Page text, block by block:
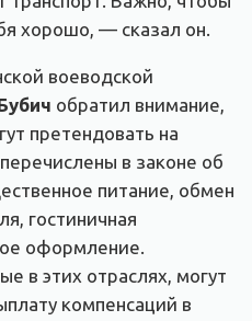
хорошо, — сказал он.
воеводской
обратил внимание,
претендовать на
в законе об
питание, обмен
гостиничная
оформление.
в этих отраслях, могут
компенсаций в